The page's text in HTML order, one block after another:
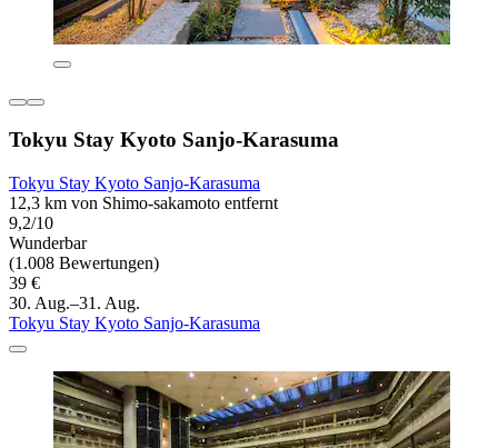
Tokyu Stay Kyoto Sanjo-Karasuma
Tokyu Stay Kyoto Sanjo-Karasuma
12,3 km von Shimo-sakamoto entfernt
9,2/10
Wunderbar
(1.008 Bewertungen)
39 €
30. Aug.–31. Aug.
Tokyu Stay Kyoto Sanjo-Karasuma